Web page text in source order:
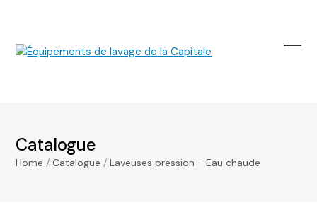
Catalogue
Home / Catalogue /Laveuses pression - Eau chaude